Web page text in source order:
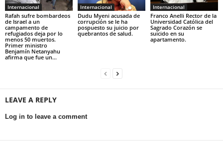
Internacional
Rafah sufre bombardeos
de Israel a un
campamento de
refugiados deja por lo
menos 50 muertos.
Primer ministro
Benjamín Netanyahu
afirma que fue un...
Internacional
Dudu Myeni acusada de
corrupción se le ha
pospuesto su juicio por
quebrantos de salud.
Internacional
Franco Anelli Rector de la
Universidad Católica del
Sagrado Corazón se
suicido en su
apartamento.
LEAVE A REPLY
Log in to leave a comment